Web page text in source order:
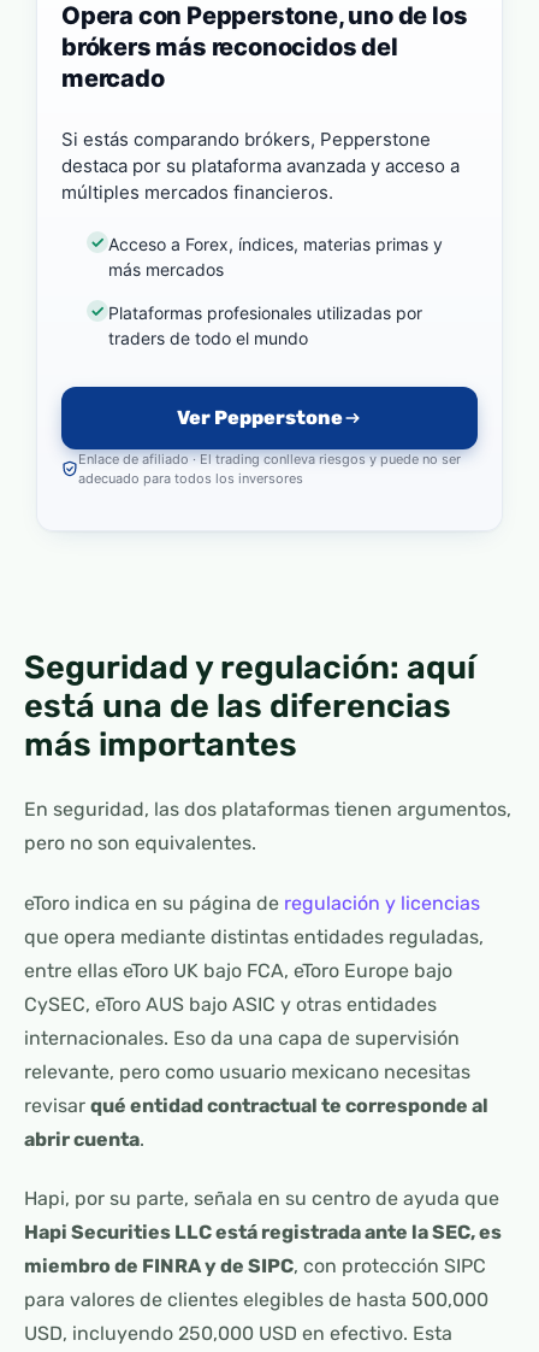
Opera con Pepperstone, uno de los
brókers más reconocidos del
mercado
Si estás comparando brókers, Pepperstone
destaca por su plataforma avanzada y acceso a
múltiples mercados financieros.
Acceso a Forex, índices, materias primas y
más mercados
Plataformas profesionales utilizadas por
traders de todo el mundo
Ver Pepperstone
Enlace de afiliado · El trading conlleva riesgos y puede no ser
adecuado para todos los inversores
Seguridad y regulación: aquí
está una de las diferencias
más importantes
En seguridad, las dos plataformas tienen argumentos,
pero no son equivalentes.
eToro indica en su página de regulación y licencias
que opera mediante distintas entidades reguladas,
entre ellas eToro UK bajo FCA, eToro Europe bajo
CySEC, eToro AUS bajo ASIC y otras entidades
internacionales. Eso da una capa de supervisión
relevante, pero como usuario mexicano necesitas
revisar qué entidad contractual te corresponde al
abrir cuenta.
Hapi, por su parte, señala en su centro de ayuda que
Hapi Securities LLC está registrada ante la SEC, es
miembro de FINRA y de SIPC, con protección SIPC
para valores de clientes elegibles de hasta 500,000
USD, incluyendo 250,000 USD en efectivo. Esta